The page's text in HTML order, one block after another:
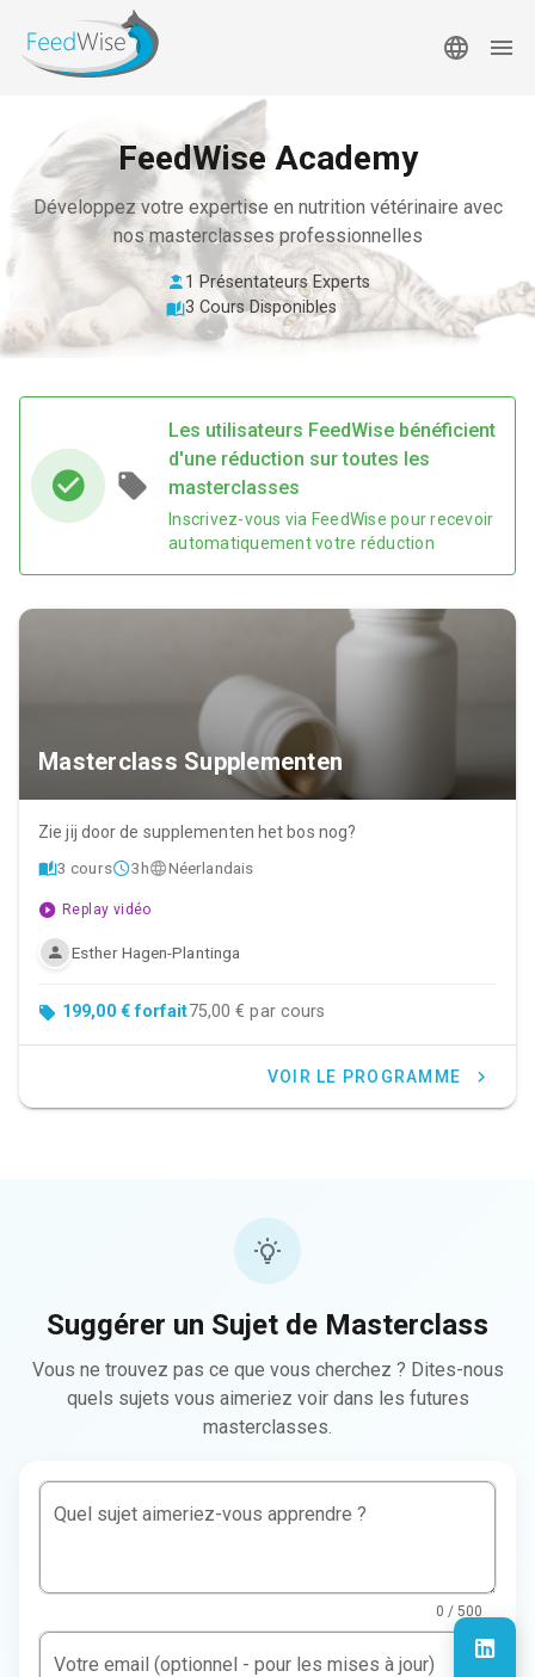
FeedWise Academy
Développez votre expertise en nutrition vétérinaire avec
nos masterclasses professionnelles
1 Présentateurs Experts
3 Cours Disponibles
local_offer
Les utilisateurs FeedWise bénéficient
d'une réduction sur toutes les
masterclasses
Inscrivez-vous via FeedWise pour recevoir
automatiquement votre réduction
Masterclass Supplementen
Zie jij door de supplementen het bos nog?
3 cours
3h Néerlandais
Replay vidéo
Esther Hagen-Plantinga
199,00 € forfait75,00 € par cours
VOIR LE PROGRAMME
Suggérer un Sujet de Masterclass
Vous ne trouvez pas ce que vous cherchez ? Dites-nous
quels sujets vous aimeriez voir dans les futures
masterclasses.
Quel sujet aimeriez-vous apprendre ?
0 / 500
Votre email (optionnel - pour les mises à jour)